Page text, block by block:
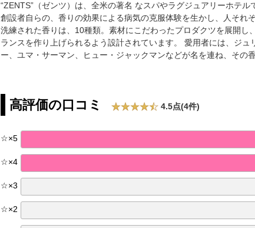
“ZENTS”（ゼンツ）は、全米の著名 なスパやラグジュアリーホテ
創設者自らの、香りの効果による病気の克服体験を生かし、人それ
洗練された香りは、10種類。素材にこだわったプロダクツを展開
ランスを作り上げられるよう設計されています。 愛用者には、ジ
ー、ユマ・サーマン、ヒュー・ジャックマンなどが名を連ね、その
高評価の口コミ 4.5点(4件)
☆×5
☆×4
☆×3
☆×2